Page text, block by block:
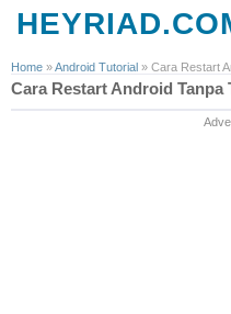
Home »Android Tutorial » Cara Restart
Cara Restart Android Tanpa